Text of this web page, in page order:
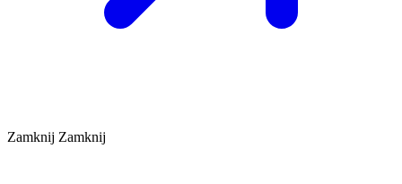
Zamknij Zamknij